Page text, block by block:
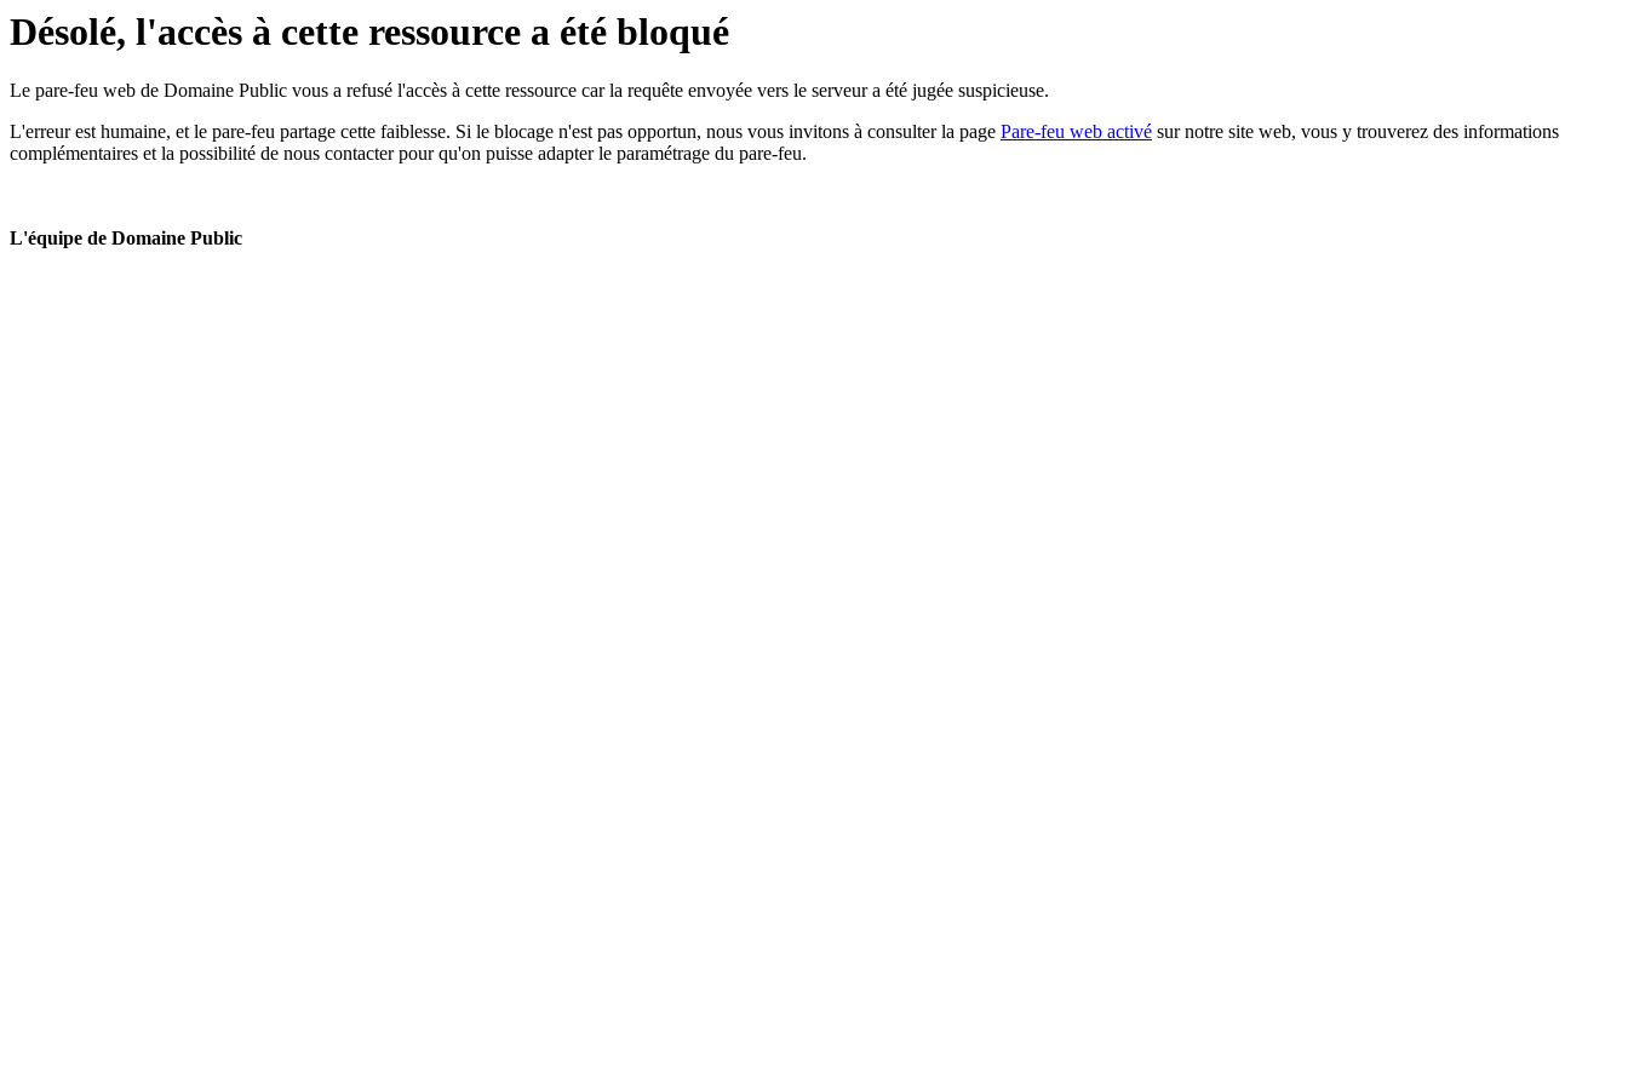
Désolé, l'accès à cette ressource a été bloqué
Le pare-feu web de Domaine Public vous a refusé l'accès à cette ressource car la requête envoyée vers le serveur a été jugée suspicieuse.
L'erreur est humaine, et le pare-feu partage cette faiblesse. Si le blocage n'est pas opportun, nous vous invitons à consulter la page Pare-feu web activé sur notre site web, vous y trouverez des informations
complémentaires et la possibilité de nous contacter pour qu'on puisse adapter le paramétrage du pare-feu.
L'équipe de Domaine Public